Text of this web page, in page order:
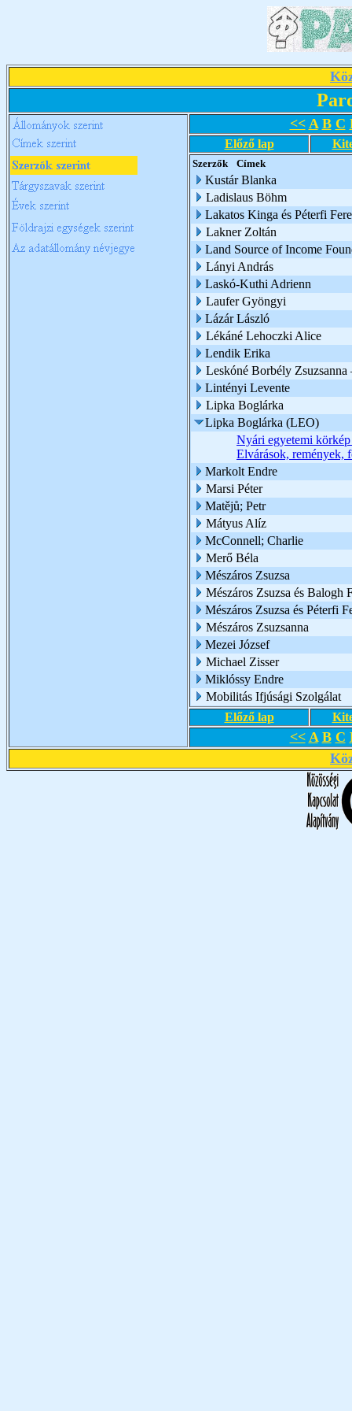
<< A B C
Előző lap
Szerzők Címek
Kustár Blanka
Ladislaus Böhm
Lakatos Kinga és Péterfi
Lakner Zoltán
Land Source of Income
Lányi András
Laskó-Kuthi Adrienn
Laufer Gyöngyi
Lázár László
Lékáné Lehoczki Alice
Lendik Erika
Leskóné Borbély
Lintényi Levente
Lipka Boglárka
Lipka Boglárka (LEO)
Nyári egyetemi
Elvárások, remények,
Markolt Endre
Marsi Péter
Matějů; Petr
Mátyus Alíz
McConnell; Charlie
Merő Béla
Mészáros Zsuzsa
Mészáros Zsuzsa és Balogh
Mészáros Zsuzsa és Péterfi
Mészáros Zsuzsanna
Mezei József
Michael Zisser
Miklóssy Endre
Mobilitás Ifjúsági Szolgálat
Előző lap
<< A B C